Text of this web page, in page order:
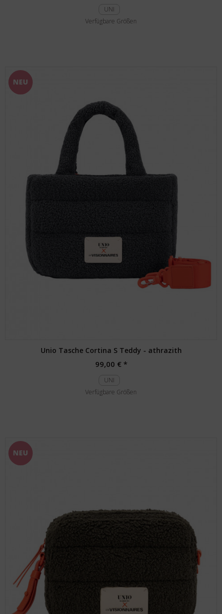
UNI
Verfügbare Größen
NEU
Unio Tasche Cortina S Teddy - athrazith
99,00 € *
UNI
Verfügbare Größen
NEU